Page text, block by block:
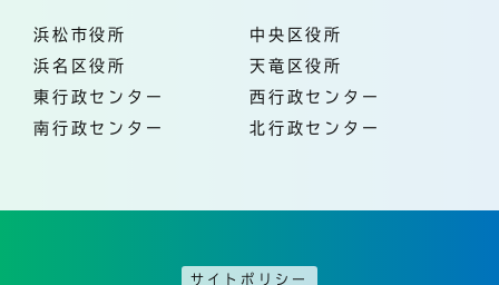
浜松市役所
中央区役所
浜名区役所
天竜区役所
東行政センター
西行政センター
南行政センター
北行政センター
サイトポリシー